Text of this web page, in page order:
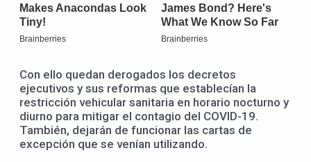
Con ello quedan derogados los decretos
ejecutivos y sus reformas que establecían la
restricción vehicular sanitaria en horario nocturno y
diurno para mitigar el contagio del COVID-19.
También, dejarán de funcionar las cartas de
excepción que se venían utilizando.